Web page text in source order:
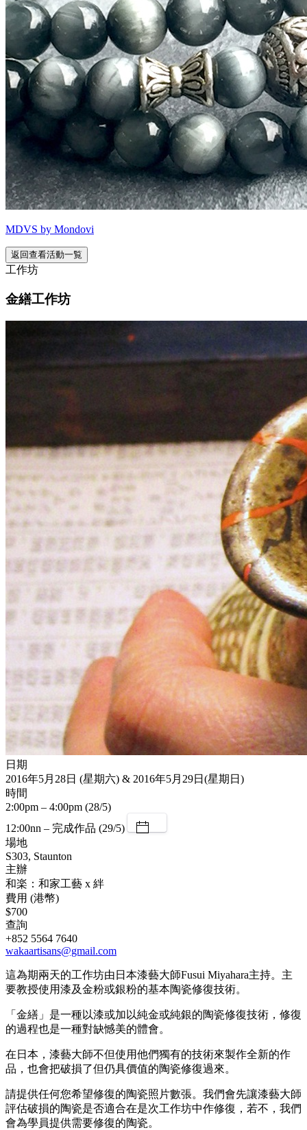
MDVS by Mondovi
返回查看活動一覧
工作坊
金繕工作坊
日期
2016年5月28日 (星期六) & 2016年5月29日(星期日)
時間
2:00pm – 4:00pm (28/5)
12:00nn – 完成作品 (29/5)
場地
S303, Staunton
主辦
和楽：和家工藝 x 絆
費用 (港幣)
$700
查詢
+852 5564 7640
wakaartisans@gmail.com
這為期兩天的工作坊由日本漆藝大師Fusui Miyahara主持。主
要教授使用漆及金粉或銀粉的基本陶瓷修復技術。
「金繕」是一種以漆或加以純金或純銀的陶瓷修復技術，修復
的過程也是一種對缺憾美的體會。
在日本，漆藝大師不但使用他們獨有的技術來製作全新的作
品，也會把破損了但仍具價值的陶瓷修復過來。
請提供任何您希望修復的陶瓷照片數張。我們會先讓漆藝大師
評估破損的陶瓷是否適合在是次工作坊中作修復，若不，我們
會為學員提供需要修復的陶瓷。